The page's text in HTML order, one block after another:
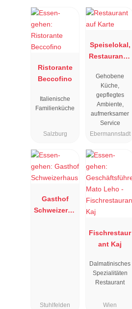
Ristorante
Beccofino
Italienische
Familienküche
Salzburg
Speiselokal,
Restaurant "
"
Gehobene
Küche,
gepflegtes
Ambiente,
aufmerksamer
Service
Ebermannstadt
Gasthof
Schweizerha
Stuhlfelden
Fischrestaur
ant Kaj
Dalmatinisches
Spezialitäten
Restaurant
Wien